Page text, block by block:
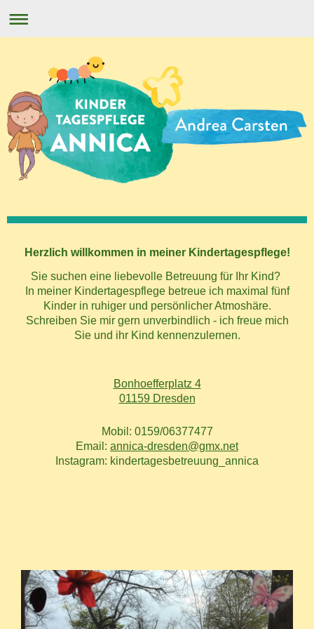
Herzlich willkommen in meiner Kindertagespflege!
Sie suchen eine liebevolle Betreuung für Ihr Kind?
In meiner Kindertagespflege betreue ich maximal fünf
Kinder in ruhiger und persönlicher Atmoshäre.
Schreiben Sie mir gern unverbindlich - ich freue mich
Sie und ihr Kind kennenzulernen.
Bonhoefferplatz 4
01159 Dresden
Mobil: 0159/06377477
Email: annica-dresden@gmx.net
Instagram: kindertagesbetreuung_annica